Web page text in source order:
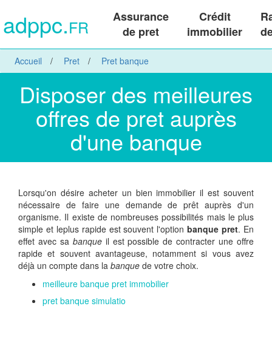
adppc.FR
Assurance
de pret
Crédit
immobilier
Accueil Pret Pret banque
Disposer des meilleures
offres de pret auprès
d'une banque
Lorsqu'on désire acheter un bien immobilier il est souvent
nécessaire de faire une demande de prêt auprès d'un
organisme. Il existe de nombreuses possibilités mais le plus
simple et leplus rapide est souvent l'optionbanque pret. En
effet avec sa banqueil est possible de contracter une offre
rapide et souvent avantageuse, notamment si vous avez
déjà un compte dans la banque de votre choix.
meilleure banque pret immobilier
pret banque simulatio